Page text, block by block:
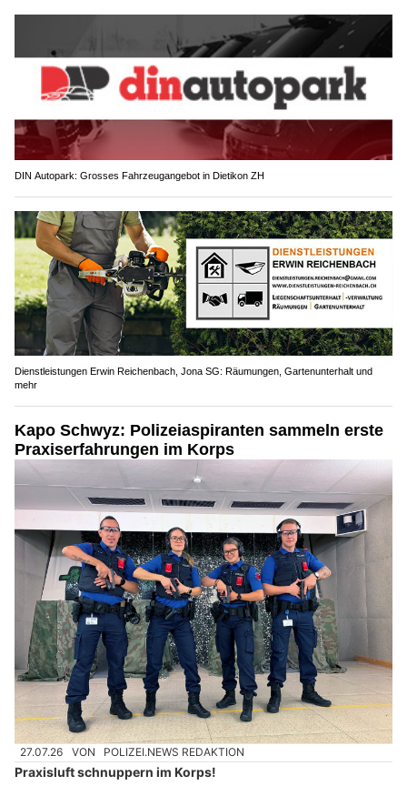
DIN Autopark: Grosses Fahrzeugangebot in Dietikon ZH
Dienstleistungen Erwin Reichenbach, Jona SG: Räumungen, Gartenunterhalt und
mehr
Kapo Schwyz: Polizeiaspiranten sammeln erste
Praxiserfahrungen im Korps
27.07.26 VON POLIZEI.NEWS REDAKTION
Praxisluft schnuppern im Korps!